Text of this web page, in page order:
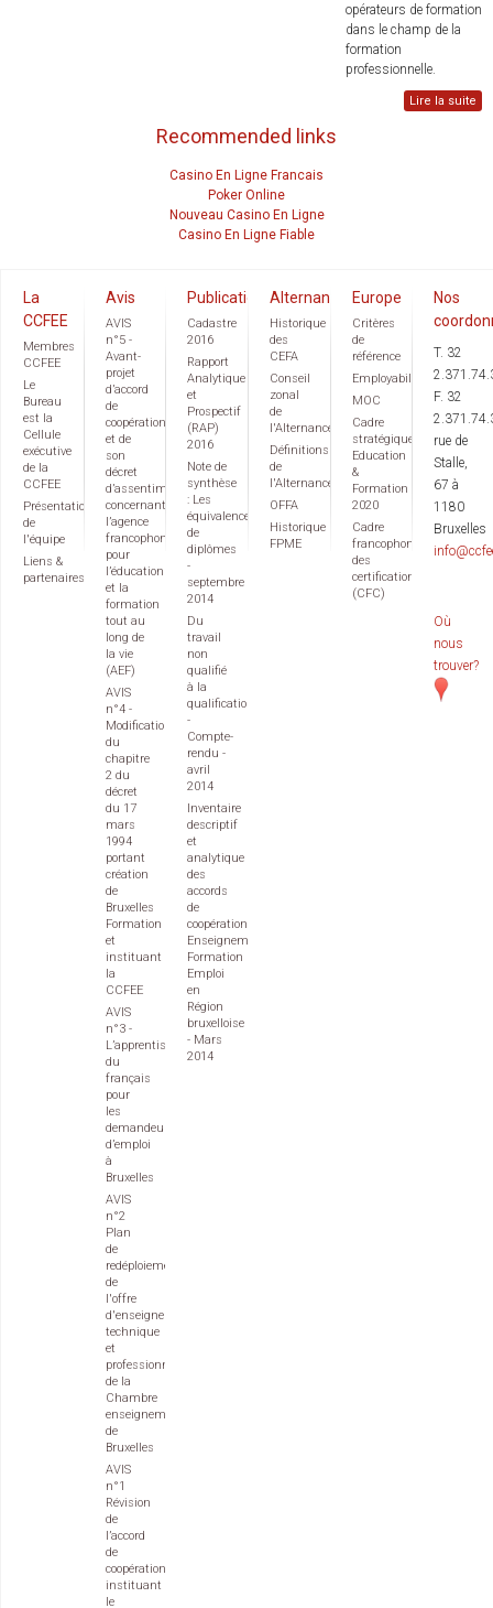
opérateurs de formation
dans le champ de la
formation
professionnelle.
Lire la suite
Recommended links
Casino En Ligne Francais
Poker Online
Nouveau Casino En Ligne
Casino En Ligne Fiable
La
CCFEE
Membres
CCFEE
Le
Bureau
est la
Cellule
exécutive
de la
CCFEE
Présentation
de
l'équipe
Liens &
partenaires
Avis
AVIS
n°5 -
Avant-
projet
d’accord
de
coopération
et de
son
décret
d’assentiment
concernant
l’agence
francophone
pour
l’éducation
et la
formation
tout au
long de
la vie
(AEF)
AVIS
n°4 -
Modification
du
chapitre
2 du
décret
du 17
mars
1994
portant
création
de
Bruxelles
Formation
et
instituant
la
CCFEE
AVIS
n°3 -
L’apprentissage
du
français
pour
les
demandeurs
d’emploi
à
Bruxelles
AVIS
n°2
Plan
de
redéploiement
de
l'offre
d'enseignement
technique
et
professionnel
de la
Chambre
enseignement
de
Bruxelles
AVIS
n°1
Révision
de
l’accord
de
coopération
instituant
le
Publications
Cadastre
2016
Rapport
Analytique
et
Prospectif
(RAP)
2016
Note de
synthèse
: Les
équivalences
de
diplômes
-
septembre
2014
Du
travail
non
qualifié
à la
qualification
-
Compte-
rendu -
avril
2014
Inventaire
descriptif
et
analytique
des
accords
de
coopération
Enseignement
Formation
Emploi
en
Région
bruxelloise
- Mars
2014
Alternance
Historique
des
CEFA
Conseil
zonal
de
l'Alternance
Définitions
de
l'Alternance
OFFA
Historique
FPME
Europe
Critères
de
référence
Employabilité
MOC
Cadre
stratégique
Education
&
Formation
2020
Cadre
francophone
des
certifications
(CFC)
Nos
T. 32
F. 32
rue de
Stalle,
67 à
1180
Bruxelles
Où
nous
trouver?